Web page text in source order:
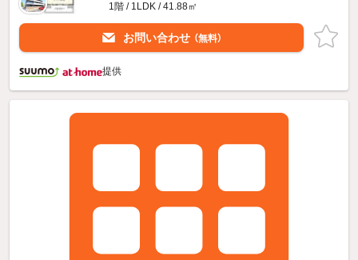
1階 / 1LDK / 41.88㎡
お問い合わせ （無料）
提供